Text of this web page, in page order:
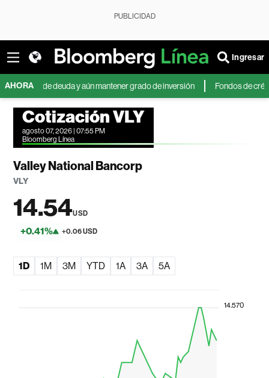
PUBLICIDAD
Ingresar
AHORA
de deuda y aún mantener grado de inversión Fondos de crédito
Cotización VLY
agosto 07, 2026 | 07:55 PM
Bloomberg Línea
Valley National Bancorp
VLY
14.54USD
+0.41% +0.06 USD
1D 1M 3M YTD 1A 3A 5A
14.570